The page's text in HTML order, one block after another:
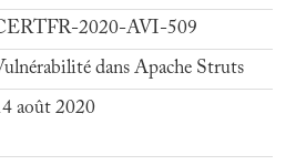
2020-AVI-509
dans Apache Struts
août 2020